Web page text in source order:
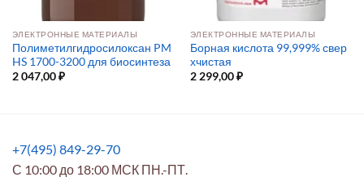
ЭЛЕКТРОННЫЕ МАТЕРИАЛЫ
Полиметилгидросилоксан PM
HS 1700-3200 для биосинтеза
2 047,00₽
ЭЛЕКТРОННЫЕ МАТЕРИАЛЫ
Борная кислота 99,999% свер
хчистая
2 299,00₽
+7(495) 849-29-70
С 10:00 до 18:00 МСК ПН.-ПТ.